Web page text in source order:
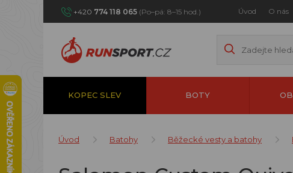
+420 774 118 065 (Po–pá: 8–15 hod.) Úvod O nás
KOPEC SLEV BOTY
Úvod Batohy Běžecké vesty a batohy